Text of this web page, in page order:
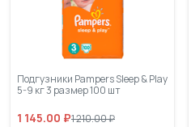
Подгузники Pampers Sleep & Play
5-9 кг 3 размер 100 шт
1 145.00 ₽1 210.00 ₽